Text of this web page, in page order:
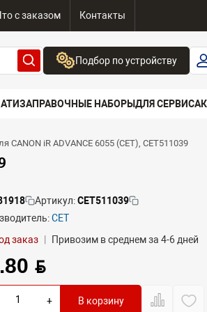
с заказом Контакты
Подбор по устройству
Выберите бренд
Сначала выберите бренд
ЗАПРАВОЧНЫЕ НАБОРЫДЛЯ СЕРВИСА
CANON iR ADVANCE 6055 (CET), CET511039
Артикул:CET511039
CET
заказ
Привозим в среднем за 4-6 дней
BYN
+ В корзину